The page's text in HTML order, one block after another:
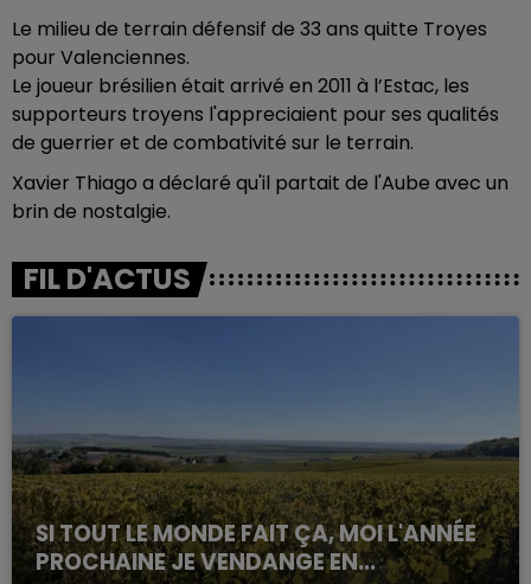
Le milieu de terrain défensif de 33 ans quitte Troyes
pour Valenciennes.
Le joueur brésilien était arrivé en 2011 à l’Estac, les
supporteurs troyens l'appreciaient pour ses qualités
de guerrier et de combativité sur le terrain.
Xavier Thiago a déclaré qu'il partait de l'Aube avec un
brin de nostalgie.
FIL D'ACTUS
SI TOUT LE MONDE FAIT ÇA, MOI L'ANNÉE
PROCHAINE JE VENDANGE EN...